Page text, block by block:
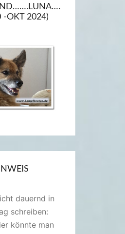
-OKT 2024)
dauernd in
schreiben:
könnte man